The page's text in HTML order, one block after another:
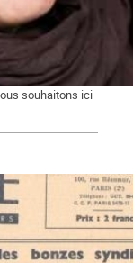
atrocement
souhaitons ici